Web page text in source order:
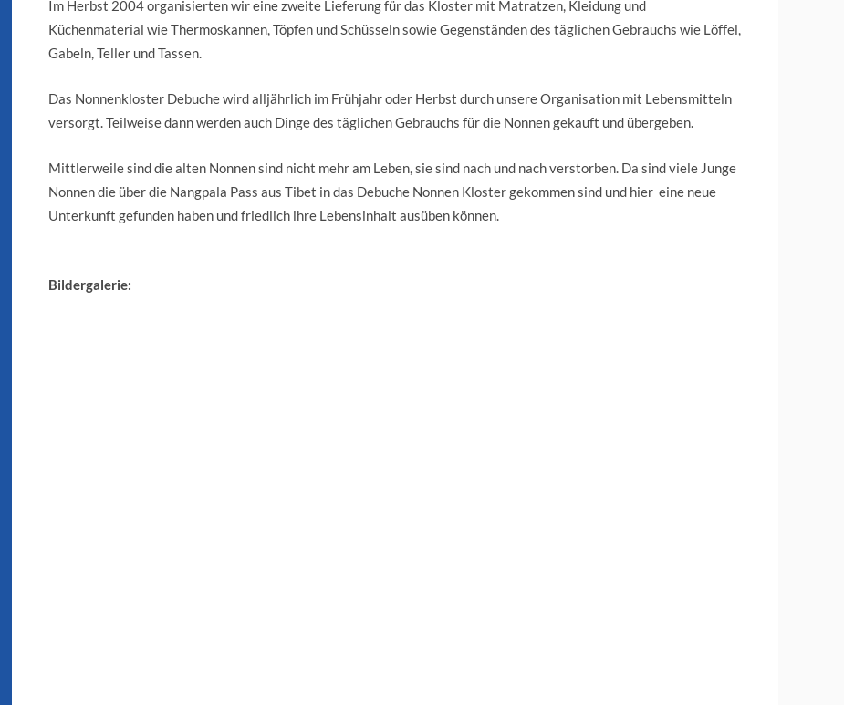
Im Herbst 2004 organisierten wir eine zweite Lieferung für das Kloster mit Matratzen, Kleidung und
Küchenmaterial wie Thermoskannen, Töpfen und Schüsseln sowie Gegenständen des täglichen Gebrauchs wie Löffel,
Gabeln, Teller und Tassen.
Das Nonnenkloster Debuche wird alljährlich im Frühjahr oder Herbst durch unsere Organisation mit Lebensmitteln
versorgt. Teilweise dann werden auch Dinge des täglichen Gebrauchs für die Nonnen gekauft und übergeben.
Mittlerweile sind die alten Nonnen sind nicht mehr am Leben, sie sind nach und nach verstorben. Da sind viele Junge
Nonnen die über die Nangpala Pass aus Tibet in das Debuche Nonnen Kloster gekommen sind und hier eine neue
Unterkunft gefunden haben und friedlich ihre Lebensinhalt ausüben können.
Bildergalerie: